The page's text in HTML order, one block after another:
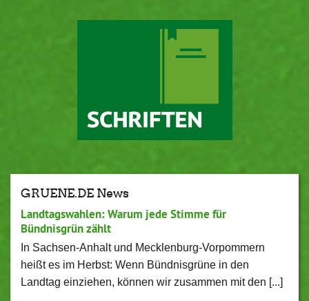
GRUENE.DE News
Landtagswahlen: Warum jede Stimme für
Bündnisgrün zählt
In Sachsen-Anhalt und Mecklenburg-Vorpommern
heißt es im Herbst: Wenn Bündnisgrüne in den
Landtag einziehen, können wir zusammen mit den [...]